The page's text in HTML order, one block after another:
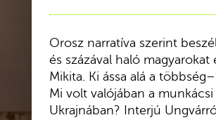
Orosz narratíva szerint
és százával haló
Mikita. Ki ássa alá a
Mi volt valójában a
Ukrajnában? Interjú